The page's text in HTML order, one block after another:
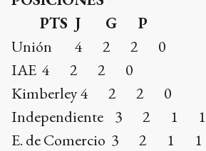
PTS J G P
Unión 4 2 2 0
IAE 4 2 2 0
Kimberley 4 2 2 0
Independiente 3 2 1 1
E. de Comercio 3 2 1 1